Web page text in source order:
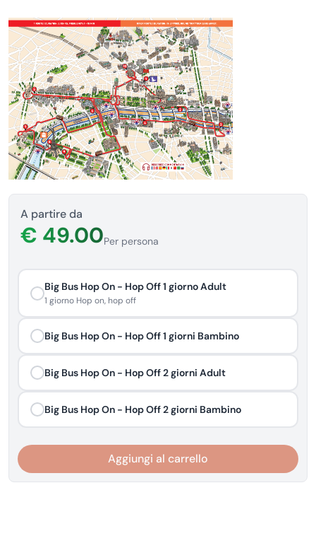
A partire da
€ 49.00Per persona
Big Bus Hop On - Hop Off 1 giorno Adult
1 giorno Hop on, hop off
Big Bus Hop On - Hop Off 1 giorni Bambino
Big Bus Hop On - Hop Off 2 giorni Adult
Big Bus Hop On - Hop Off 2 giorni Bambino
Aggiungi al carrello